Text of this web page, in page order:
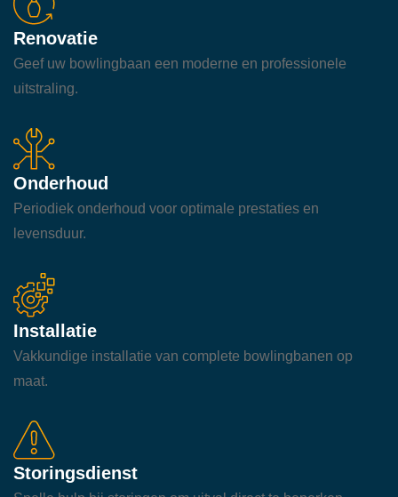
Renovatie
Geef uw bowlingbaan een moderne en professionele
uitstraling.
Onderhoud
Periodiek onderhoud voor optimale prestaties en
levensduur.
Installatie
Vakkundige installatie van complete bowlingbanen op
maat.
Storingsdienst